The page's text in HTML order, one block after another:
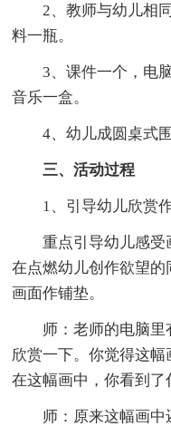
2、教师与幼儿相
料一瓶。
3、课件一个，电
音乐一盒。
4、幼儿成圆桌式围
三、活动过程
1、引导幼儿欣赏
重点引导幼儿感
在点燃幼儿创作欲望
画面作铺垫。
师：老师的电脑
欣赏一下。你觉得这幅
在这幅画中，你看到了
师：原来这幅画中